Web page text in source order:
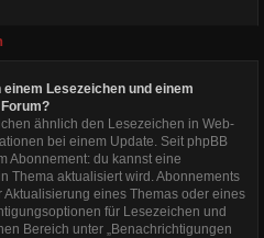
Lesezeichen und einem
ähnlich den Lesezeichen in Web-
bei einem Update. Seit phpBB
Abonnement: du kannst eine
Thema aktualisiert wird. Abonnements
eines Themas oder eines
für Lesezeichen und
Bereich unter „Benachrichtigungen